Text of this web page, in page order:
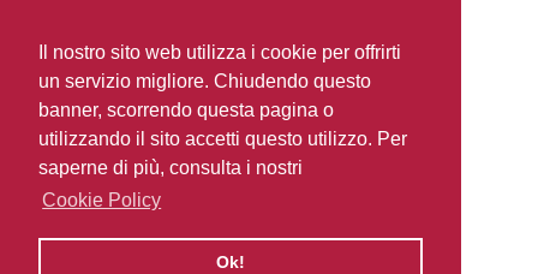
Il nostro sito web utilizza i cookie per offrirti
un servizio migliore. Chiudendo questo
banner, scorrendo questa pagina o
utilizzando il sito accetti questo utilizzo. Per
saperne di più, consulta i nostri
Cookie Policy
Ok!